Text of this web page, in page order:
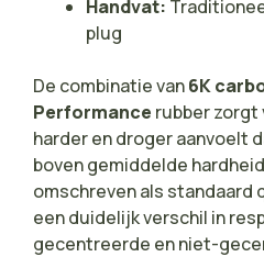
Handvat:
plug
De combinatie van6K
Performance rubber zorgt
harder en droger aanvoelt
boven gemiddelde
omschreven als standaard
een duidelijk verschil in
gecentreerde en niet-